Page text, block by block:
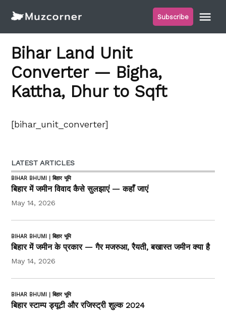
content
Subscribe
Bihar Land Unit
Converter — Bigha,
Kattha, Dhur to Sqft
[bihar_unit_converter]
LATEST ARTICLES
BIHAR BHUMI | बिहार भूमि
बिहार में जमीन विवाद कैसे सुलझाएं — कहाँ जाएं
May 14, 2026
BIHAR BHUMI | बिहार भूमि
बिहार में जमीन के प्रकार — गैर मजरुआ, रैयती, बखास्त जमीन क्या है
May 14, 2026
BIHAR BHUMI | बिहार भूमि
बिहार स्टाम्प ड्यूटी और रजिस्ट्री शुल्क 2024